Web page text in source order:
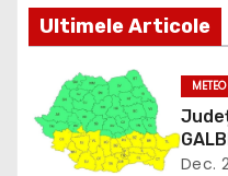
e
n
Ultimele Articole
METEO
Dec.